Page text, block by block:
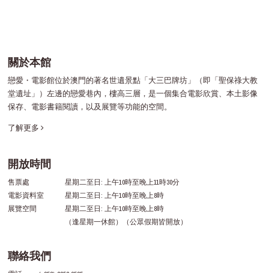
關於本館
戀愛・電影館位於澳門的著名世遺景點「大三巴牌坊」（即「聖保祿大教
堂遺址」）左邊的戀愛巷內，樓高三層，是一個集合電影欣賞、本土影像
保存、電影書籍閱讀，以及展覽等功能的空間。
了解更多
開放時間
售票處
星期二至日: 上午10時至晚上11時30分
電影資料室
星期二至日: 上午10時至晚上8時
展覽空間
星期二至日: 上午10時至晚上8時
（逢星期一休館）（公眾假期皆開放）
聯絡我們